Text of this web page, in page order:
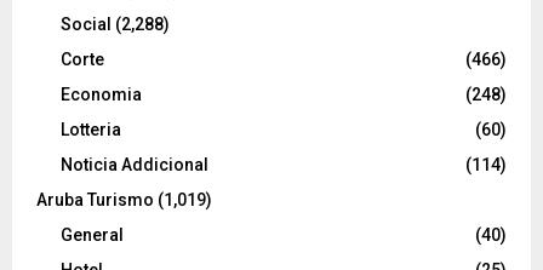
Social (2,288)
Corte
(466)
Economia
(248)
Lotteria
(60)
Noticia Addicional
(114)
Aruba Turismo (1,019)
General
(40)